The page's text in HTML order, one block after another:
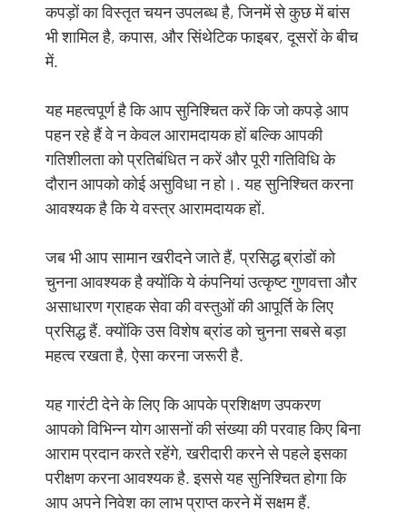
कपड़ों का विस्तृत चयन उपलब्ध है, जिनमें से कुछ में बांस
भी शामिल है, कपास, और सिंथेटिक फाइबर, दूसरों के बीच
में.
यह महत्वपूर्ण है कि आप सुनिश्चित करें कि जो कपड़े आप
पहन रहे हैं वे न केवल आरामदायक हों बल्कि आपकी
गतिशीलता को प्रतिबंधित न करें और पूरी गतिविधि के
दौरान आपको कोई असुविधा न हो।. यह सुनिश्चित करना
आवश्यक है कि ये वस्त्र आरामदायक हों.
जब भी आप सामान खरीदने जाते हैं, प्रसिद्ध ब्रांडों को
चुनना आवश्यक है क्योंकि ये कंपनियां उत्कृष्ट गुणवत्ता और
असाधारण ग्राहक सेवा की वस्तुओं की आपूर्ति के लिए
प्रसिद्ध हैं. क्योंकि उस विशेष ब्रांड को चुनना सबसे बड़ा
महत्व रखता है, ऐसा करना जरूरी है.
यह गारंटी देने के लिए कि आपके प्रशिक्षण उपकरण
आपको विभिन्न योग आसनों की संख्या की परवाह किए बिना
आराम प्रदान करते रहेंगे, खरीदारी करने से पहले इसका
परीक्षण करना आवश्यक है. इससे यह सुनिश्चित होगा कि
आप अपने निवेश का लाभ प्राप्त करने में सक्षम हैं.